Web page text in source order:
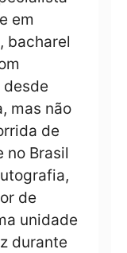
em
bacharel
mas não
de
no Brasil
de
unidade
durante